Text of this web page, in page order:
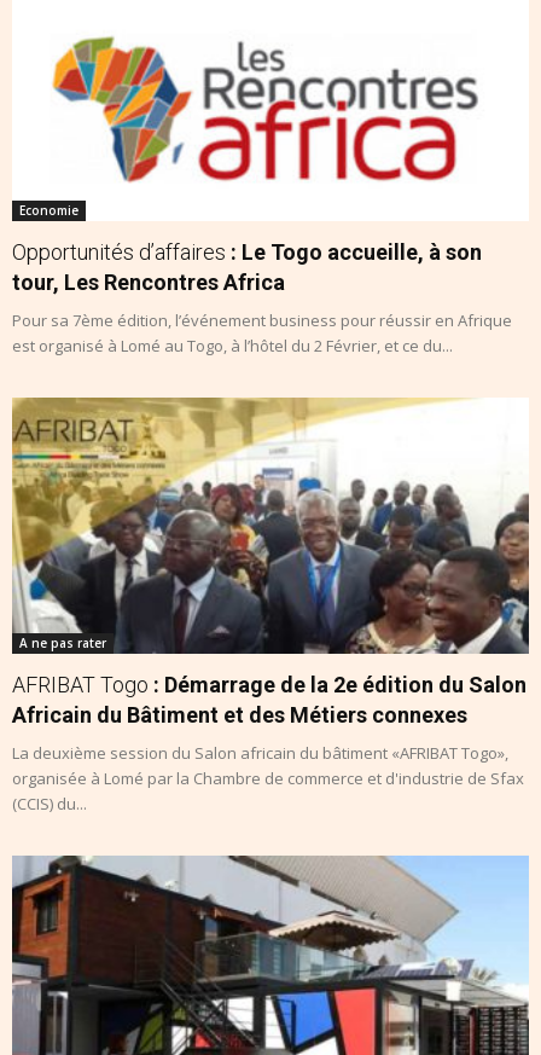
Economie
Opportunités d’affaires : Le Togo accueille, à son
tour, Les Rencontres Africa
Pour sa 7ème édition, l’événement business pour réussir en Afrique
est organisé à Lomé au Togo, à l’hôtel du 2 Février, et ce du...
A ne pas rater
AFRIBAT Togo : Démarrage de la 2e édition du Salon
Africain du Bâtiment et des Métiers connexes
La deuxième session du Salon africain du bâtiment «AFRIBAT Togo»,
organisée à Lomé par la Chambre de commerce et d'industrie de Sfax
(CCIS) du...